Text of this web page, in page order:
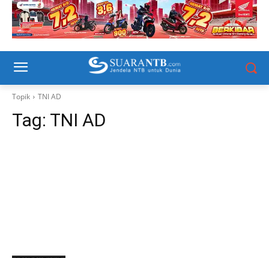
Topik TNI AD
Tag: TNI AD